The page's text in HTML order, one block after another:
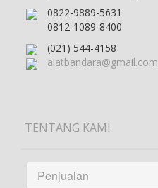
0822-9889-5631
0812-1089-8400
(021) 544-4158
alatbandara@gmail.com
TENTANG KAMI
Penjualan